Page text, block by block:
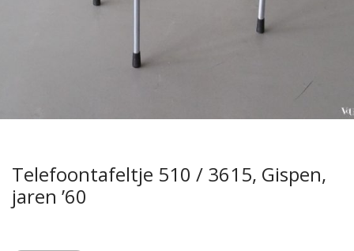
Telefoontafeltje 510 / 3615, Gispen,
jaren ’60